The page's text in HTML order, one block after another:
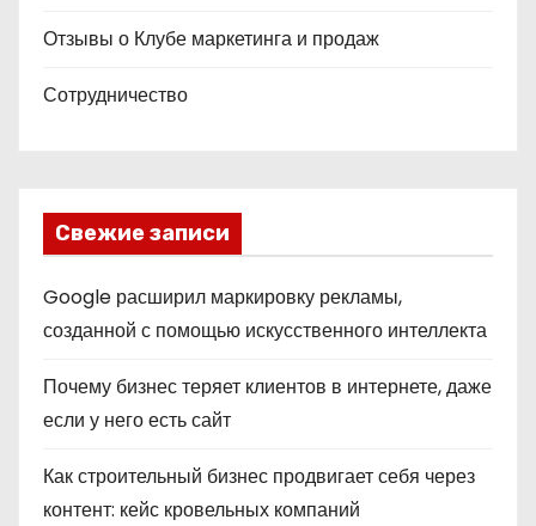
Отзывы о Клубе маркетинга и продаж
Сотрудничество
Свежие записи
Google расширил маркировку рекламы,
созданной с помощью искусственного интеллекта
Почему бизнес теряет клиентов в интернете, даже
если у него есть сайт
Как строительный бизнес продвигает себя через
контент: кейс кровельных компаний